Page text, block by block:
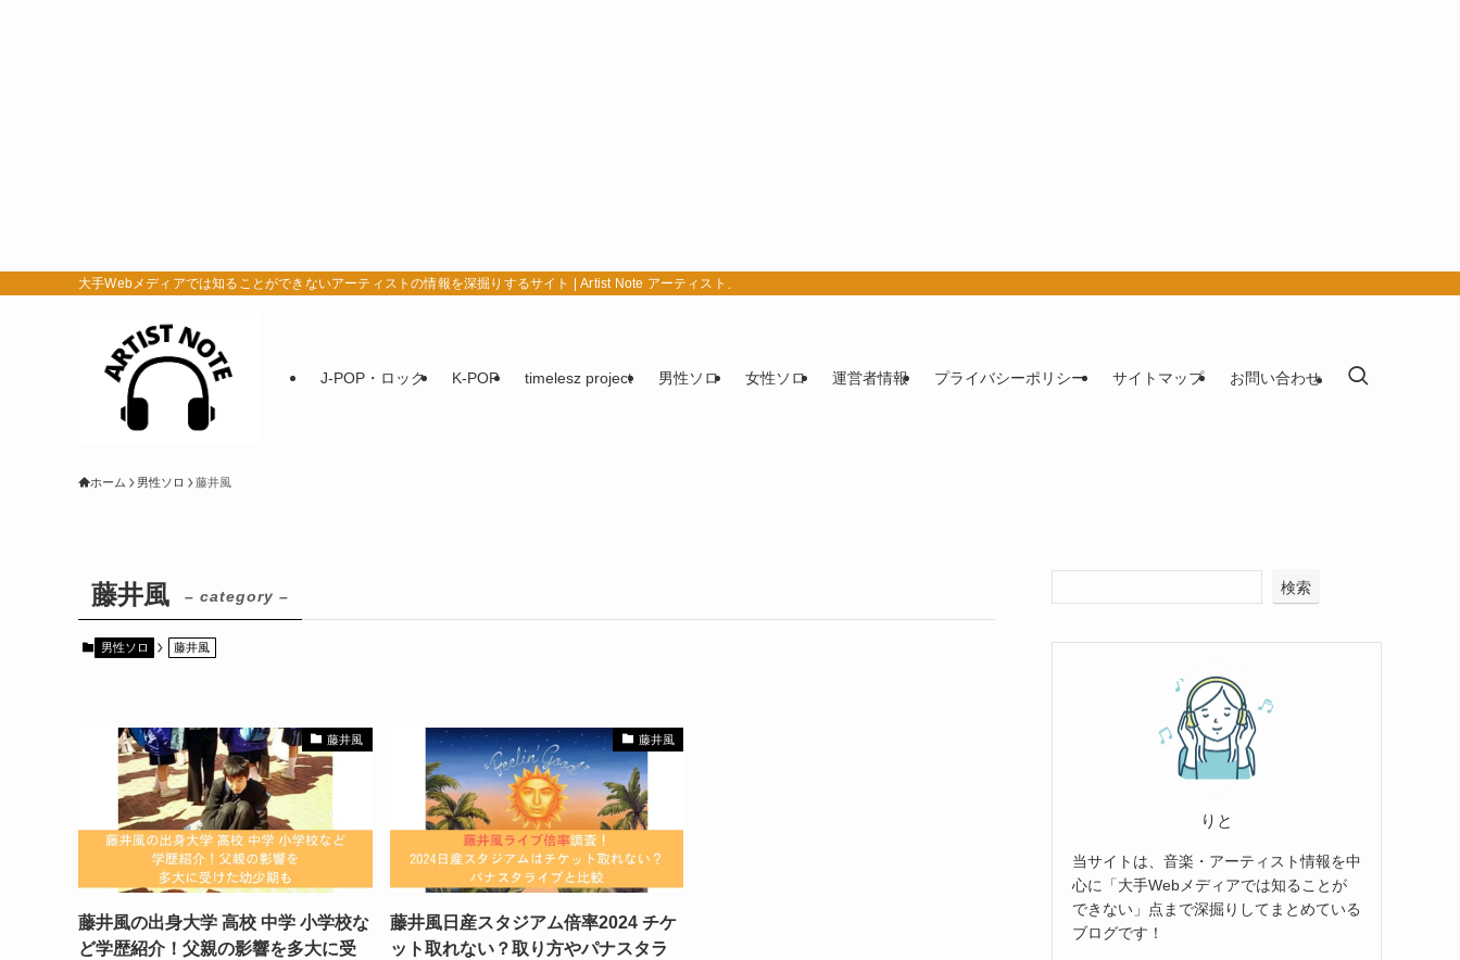
大手Webメディアでは知ることができないアーティストの情報を深掘りするサイト | Artist Note アーティストノート
J-POP・ロック K-POP timelesz project 男性ソロ 女性ソロ 運営者情報 プライバシーポリシー サイトマップ お問い合わせ
ホーム 男性ソロ 藤井風
藤井風 – category –
男性ソロ 藤井風
藤井風
藤井風の出身大学 高校 中学 小学校な
ど学歴紹介！父親の影響を多大に受
藤井風
藤井風日産スタジアム倍率2024 チケ
ット取れない？取り方やパナスタラ
検索
りと
当サイトは、音楽・アーティスト情報を中
心に「大手Webメディアでは知ることが
できない」点まで深掘りしてまとめている
ブログです！